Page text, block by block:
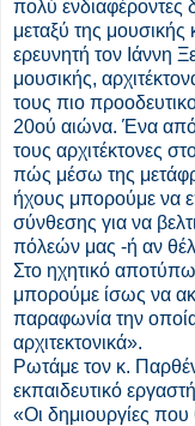
πολύ ενδιαφέροντες
μεταξύ της μουσικής
ερευνητή τον Ιάννη
μουσικής,
τους πιο
20ού αιώνα. Ένα από
τους αρχιτέκτονες
πώς μέσω της
ήχους μπορούμε να
σύνθεσης για να
πόλεών μας -ή αν
Στο ηχητικό
μπορούμε ίσως να
παραφωνία την
αρχιτεκτονικά».
Ρωτάμε τον κ.
εκπαιδευτικό
«Οι δημιουργίες